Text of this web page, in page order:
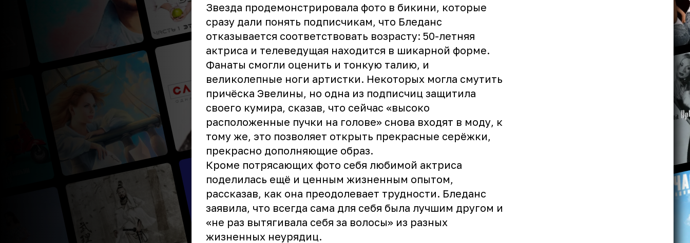
Звезда продемонстрировала фото в бикини, которые
сразу дали понять подписчикам, что Бледанс
отказывается соответствовать возрасту: 50-летняя
актриса и телеведущая находится в шикарной форме.
Фанаты смогли оценить и тонкую талию, и
великолепные ноги артистки. Некоторых могла смутить
причёска Эвелины, но одна из подписчиц защитила
своего кумира, сказав, что сейчас «высоко
расположенные пучки на голове» снова входят в моду, к
тому же, это позволяет открыть прекрасные серёжки,
прекрасно дополняющие образ.
Кроме потрясающих фото себя любимой актриса
поделилась ещё и ценным жизненным опытом,
рассказав, как она преодолевает трудности. Бледанс
заявила, что всегда сама для себя была лучшим другом и
«не раз вытягивала себя за волосы» из разных
жизненных неурядиц.